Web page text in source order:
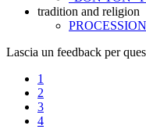
tradition and religion
Lascia un feedback per
1
2
3
4